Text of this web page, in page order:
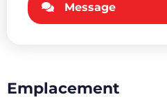
Message
Emplacement